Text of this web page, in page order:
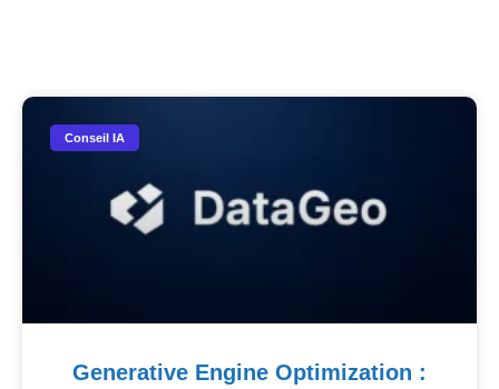
Conseil IA
Generative Engine Optimization :